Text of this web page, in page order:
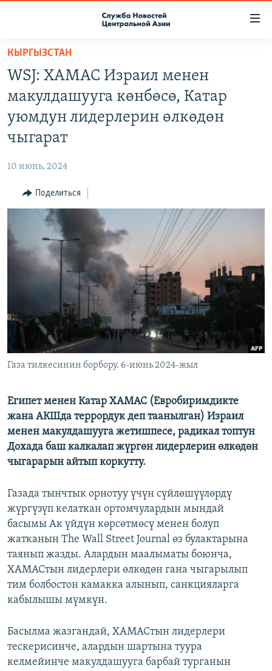
Вернуться
основному
содержанию
Вернутся
главной
Вернутся
поиску
ПОДПИСКА
КОНТАКТЫ
МИГРАНТ МЕДИА
КЫРГЫЗСТАН
WSJ: ХАМАС Израил менен
макулдашууга көнбөсө, Катар
уюмдун лидерлерин өлкөдөн
чыгарат
10 июнь, 2024
Поделиться
Газа тилкесинин борбору. 6-июнь 2024-жыл
Египет менен Катар ХАМАС (Евробиримдикте
жана АКШда террордук деп таанылган) Израил
менен макулдашууга жетишпесе, радикал топтун
Дохада баш калкалап жүргөн лидерлерин өлкөдөн
чыгарарын айтып коркутту.
Газада тынчтык орнотуу үчүн сүйлөшүүлөрдү
жүргүзүп келаткан ортомчулардын мындай
басымы Ак үйдүн көрсөтмөсү менен болуп
жатканын The Wall Street Journal өз булактарына
таянып жазды. Алардын маалыматы боюнча,
ХАМАСтын лидерлери өлкөдөн гана чыгарылып
тим болбостон камакка алынып, санкцияларга
кабылышы мүмкүн.
Басылма жазгандай, ХАМАСтын лидерлери
тескерисинче, алардын шартына туура
келмейинче макулдашууга барбай турганын